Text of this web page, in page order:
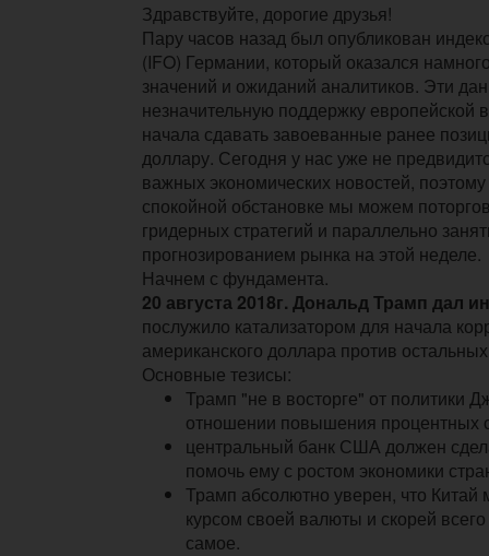
Здравствуйте, дорогие друзья!
Пару часов назад был опубликован
(IFO) Германии, который оказался
значений и ожиданий аналитиков. Эти
незначительную поддержку европейской
начала сдавать завоеванные ранее
доллару. Сегодня у нас уже не
важных экономических новостей,
спокойной обстановке мы можем
гридерных стратегий и параллельно
прогнозированием рынка на этой неделе.
Начнем с фундамента.
20 августа 2018г. Дональд Трамп дал
послужило катализатором для начала
американского доллара против
Основные тезисы:
Трамп "не в восторге" от политики
отношении повышения процентных
центральный банк США должен
помочь ему с ростом экономики
Трамп абсолютно уверен, что Китай
курсом своей валюты и скорей
самое.